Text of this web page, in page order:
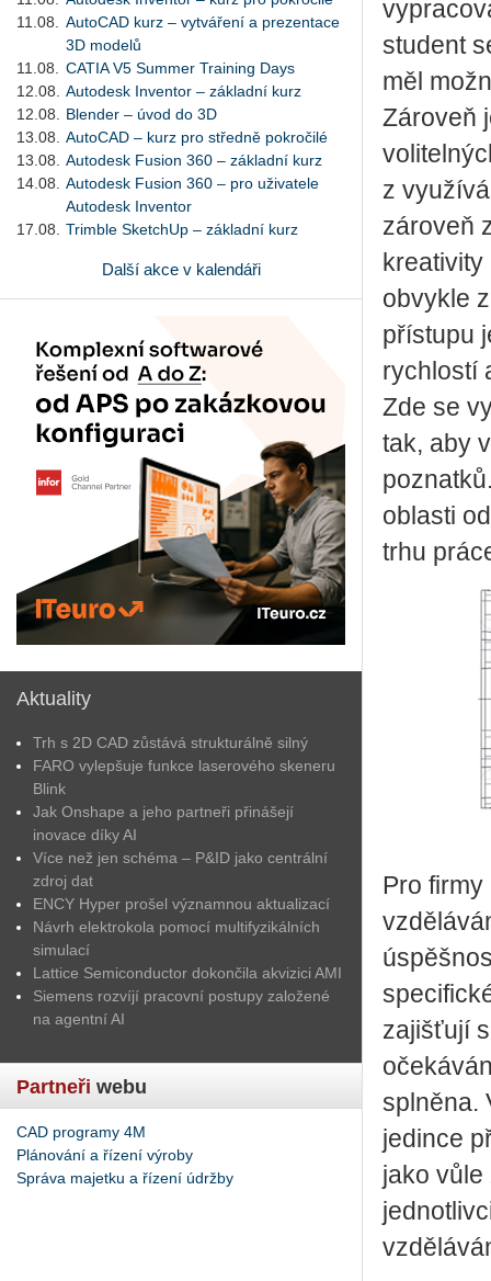
11.08.
AutoCAD kurz – vytváření a prezentace
3D modelů
11.08.
CATIA V5 Summer Training Days
12.08.
Autodesk Inventor – základní kurz
12.08.
Blender – úvod do 3D
13.08.
AutoCAD – kurz pro středně pokročilé
13.08.
Autodesk Fusion 360 – základní kurz
14.08.
Autodesk Fusion 360 – pro uživatele
Autodesk Inventor
17.08.
Trimble SketchUp – základní kurz
Další akce v kalendáři
Aktuality
Trh s 2D CAD zůstává strukturálně silný
FARO vylepšuje funkce laserového skeneru
Blink
Jak Onshape a jeho partneři přinášejí
inovace díky AI
Více než jen schéma – P&ID jako centrální
zdroj dat
ENCY Hyper prošel významnou aktualizací
Návrh elektrokola pomocí multifyzikálních
simulací
Lattice Semiconductor dokončila akvizici AMI
Siemens rozvíjí pracovní postupy založené
na agentní AI
Partneři webu
CAD programy 4M
Plánování a řízení výroby
Správa majetku a řízení údržby
student
měl
Zároveň
z
zároveň
obvykle
přístupu
rychlostí
Zde se
tak, aby
oblasti
trhu
Pro
zajišťují
splněna.
jedince
jako vůle